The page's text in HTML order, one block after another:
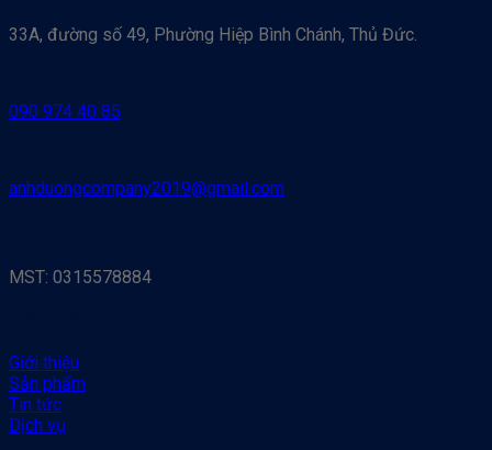
33A, đường số 49, Phường Hiệp Bình Chánh, Thủ Đức.
090 974 40 85
anhduongcompany2019@gmail.com
MST: 0315578884
Giới thiệu
Sản phẩm
Tin tức
Dịch vụ